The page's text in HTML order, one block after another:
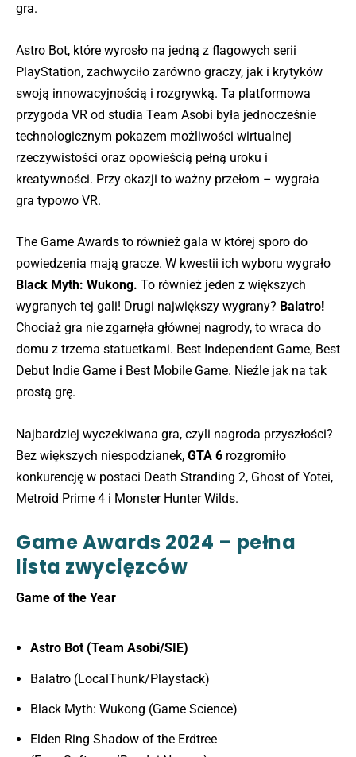
gra.
Astro Bot, które wyrosło na jedną z flagowych serii
PlayStation, zachwyciło zarówno graczy, jak i krytyków
swoją innowacyjnością i rozgrywką. Ta platformowa
przygoda VR od studia Team Asobi była jednocześnie
technologicznym pokazem możliwości wirtualnej
rzeczywistości oraz opowieścią pełną uroku i
kreatywności. Przy okazji to ważny przełom – wygrała
gra typowo VR.
The Game Awards to również gala w której sporo do
powiedzenia mają gracze. W kwestii ich wyboru wygrało
Black Myth: Wukong. To również jeden z większych
wygranych tej gali! Drugi największy wygrany? Balatro!
Chociaż gra nie zgarnęła głównej nagrody, to wraca do
domu z trzema statuetkami. Best Independent Game, Best
Debut Indie Game i Best Mobile Game. Nieźle jak na tak
prostą grę.
Najbardziej wyczekiwana gra, czyli nagroda przyszłości?
Bez większych niespodzianek, GTA 6 rozgromiło
konkurencję w postaci Death Stranding 2, Ghost of Yotei,
Metroid Prime 4 i Monster Hunter Wilds.
Game Awards 2024 – pełna
lista zwycięzców
Game of the Year
Astro Bot (Team Asobi/SIE)
Balatro (LocalThunk/Playstack)
Black Myth: Wukong (Game Science)
Elden Ring Shadow of the Erdtree